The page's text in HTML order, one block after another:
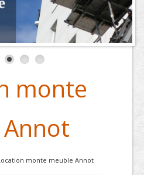
monte
monte meuble Annot